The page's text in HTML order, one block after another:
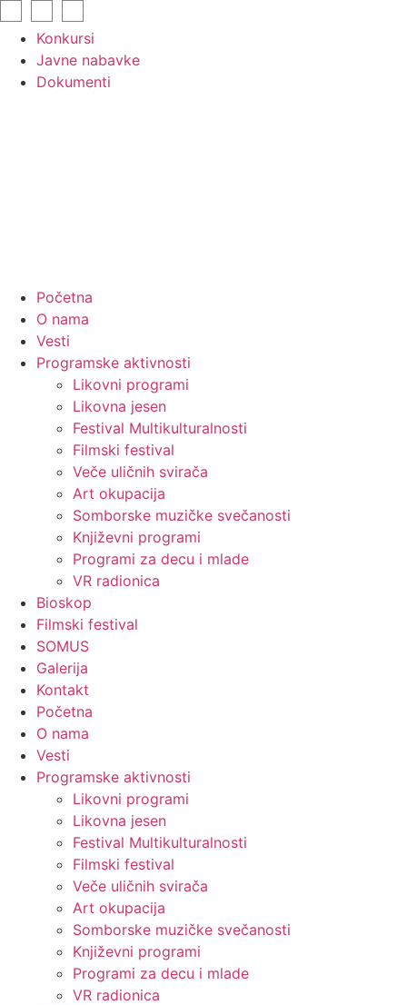
content
Konkursi
Javne nabavke
Dokumenti
Početna
O nama
Vesti
Programske aktivnosti
Likovni programi
Likovna jesen
Festival Multikulturalnosti
Filmski festival
Veče uličnih svirača
Art okupacija
Somborske muzičke svečanosti
Književni programi
Programi za decu i mlade
VR radionica
Bioskop
Filmski festival
SOMUS
Galerija
Kontakt
Početna
O nama
Vesti
Programske aktivnosti
Likovni programi
Likovna jesen
Festival Multikulturalnosti
Filmski festival
Veče uličnih svirača
Art okupacija
Somborske muzičke svečanosti
Književni programi
Programi za decu i mlade
VR radionica